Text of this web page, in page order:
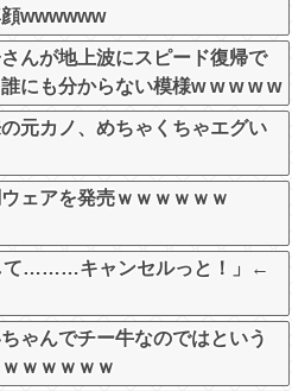
wwwwww
さんが地上波にスピード復帰で
にも分からない模様w w w w w
の元カノ、めちゃくちゃエグい
ェアを発売ｗｗｗｗｗｗ
て………キャンセルっと！」←
ゃんでチー牛なのではという
ｗｗｗｗｗ